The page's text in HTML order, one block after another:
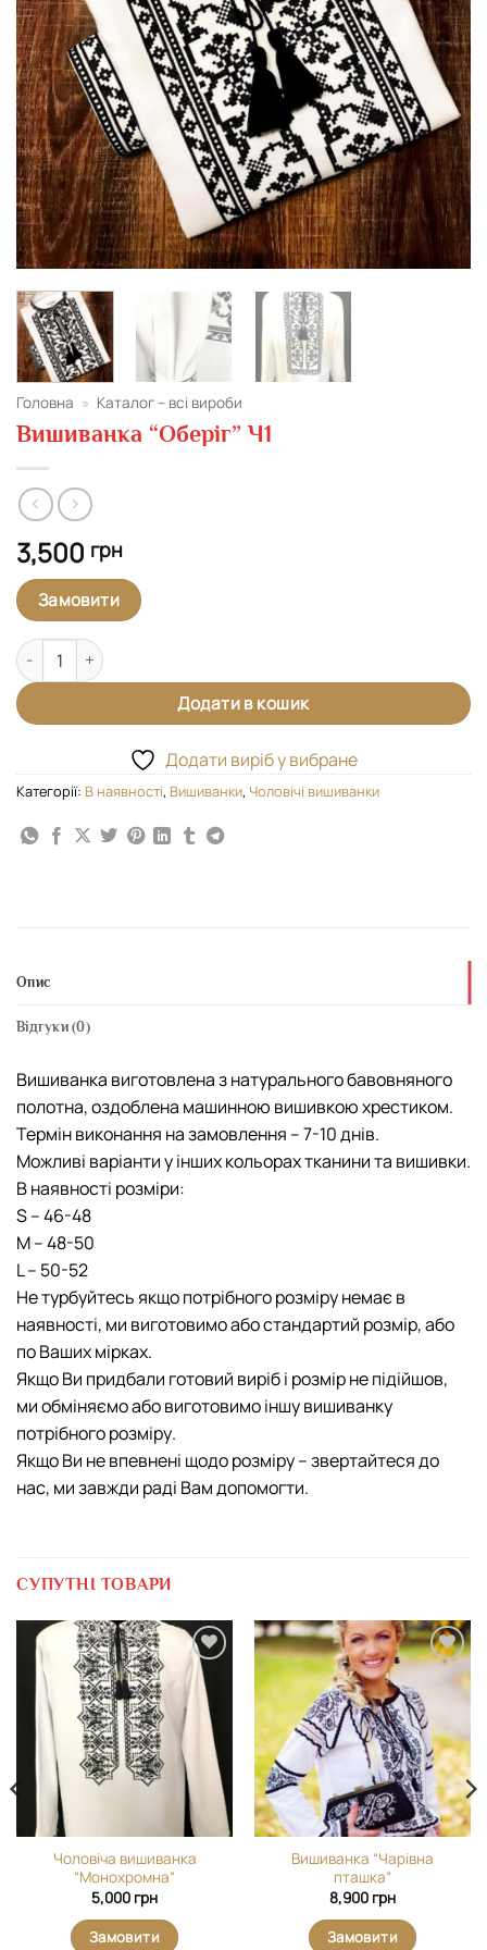
Головна » Каталог – всі вироби
Вишиванка “Оберіг” Ч1
3,500 грн
Замовити
Вишиванка "Оберіг" Ч1 кількість
Додати в кошик
Додати виріб у вибране
Категорії: В наявності, Вишиванки, Чоловічі вишиванки
Опис
Відгуки (0)
Вишиванка виготовлена з натурального бавовняного
полотна, оздоблена машинною вишивкою хрестиком.
Термін виконання на замовлення – 7-10 днів.
Можливі варіанти у інших кольорах тканини та вишивки.
В наявності розміри:
S – 46-48
М – 48-50
L – 50-52
Не турбуйтесь якщо потрібного розміру немає в
наявності, ми виготовимо або стандартий розмір, або
по Ваших мірках.
Якщо Ви придбали готовий виріб і розмір не підійшов,
ми обміняємо або виготовимо іншу вишиванку
потрібного розміру.
Якщо Ви не впевнені щодо розміру – звертайтеся до
нас, ми завжди раді Вам допомогти.
СУПУТНІ ТОВАРИ
Додати
виріб у
вибране
Чоловіча вишиванка
“Монохромна”
5,000 грн
Замовити
Додати
виріб у
вибране
Вишиванка “Чарівна
пташка”
8,900 грн
Замовити